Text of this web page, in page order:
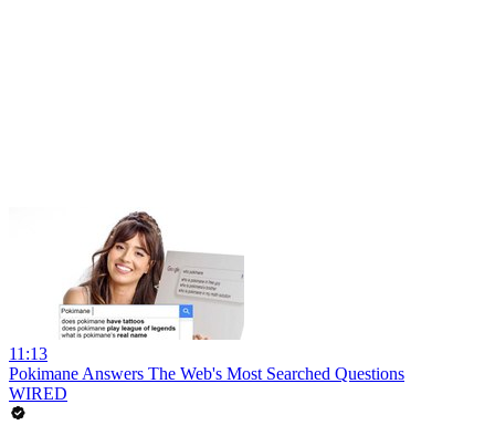
11:13
Pokimane Answers The Web's Most Searched Questions
WIRED